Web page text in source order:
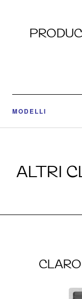
MODELLI
ALTRI